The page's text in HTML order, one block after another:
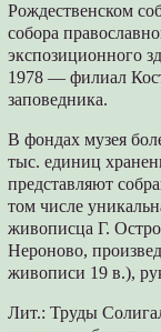
Рождественском
собора
экспозиционного
1978 — филиал
заповедника.
В фондах музея
тыс. единиц
представляют
том числе
живописца Г.
Нероново,
живописи 19 в.),
Лит.: Труды